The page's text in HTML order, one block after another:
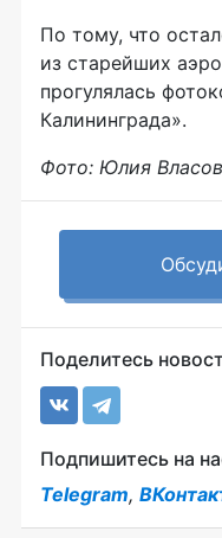
По тому, что
из старейших
прогулялась
Калининграда».
Фото: Юлия
Поделитесь
Подпишитесь на
Telegram,